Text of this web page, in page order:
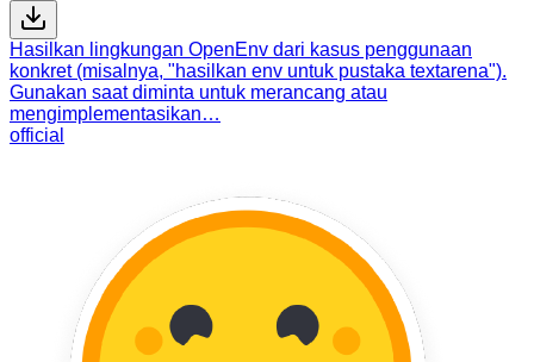
Hasilkan lingkungan OpenEnv dari kasus penggunaan
konkret (misalnya, "hasilkan env untuk pustaka textarena").
Gunakan saat diminta untuk merancang atau
mengimplementasikan…
official